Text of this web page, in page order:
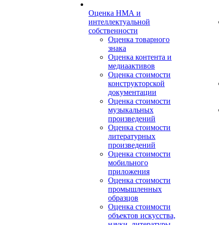
Оценка НМА и
интеллектуальной
собственности
Оценка товарного
знака
Оценка контента и
медиаактивов
Оценка стоимости
конструкторской
документации
Оценка стоимости
музыкальных
произведений
Оценка стоимости
литературных
произведений
Оценка стоимости
мобильного
приложения
Оценка стоимости
промышленных
образцов
Оценка стоимости
объектов искусства,